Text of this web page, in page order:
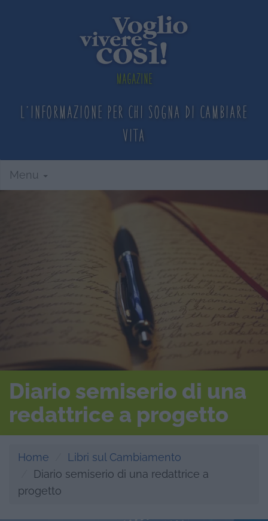
Magazine
L'informazione per chi sogna di cambiare
vita
Menu
Diario semiserio di una
redattrice a progetto
Home
Libri sul Cambiamento
Diario semiserio di una redattrice a
progetto